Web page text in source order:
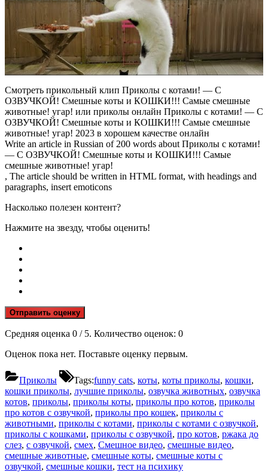
Смотреть прикольный клип Приколы с котами! — С
ОЗВУЧКОЙ! Смешные коты и КОШКИ!!! Самые смешные
животные! угар! или приколы онлайн Приколы с котами! — С
ОЗВУЧКОЙ! Смешные коты и КОШКИ!!! Самые смешные
животные! угар! 2023 в хорошем качестве онлайн
Write an article in Russian of 200 words about Приколы с котами!
— С ОЗВУЧКОЙ! Смешные коты и КОШКИ!!! Самые
смешные животные! угар!
, The article should be written in HTML format, with headings and
paragraphs, insert emoticons
Насколько полезен контент?
Нажмите на звезду, чтобы оценить!
Отправить оценку
Средняя оценка 0 / 5. Количество оценок: 0
Оценок пока нет. Поставьте оценку первым.
Приколы Tags:funny cats, коты, коты приколы, кошки,
кошки приколы, лучшие приколы, озвучка животных, озвучка
котов, приколы, приколы коты, приколы про котов, приколы
про котов с озвучкой, приколы про кошек, приколы с
животными, приколы с котами, приколы с котами с озвучкой,
приколы с кошками, приколы с озвучкой, про котов, ржака до
слез, с озвучкой, смех, Смешное видео, смешные видео,
смешные животные, смешные коты, смешные коты с
озвучкой, смешные кошки, тест на психику